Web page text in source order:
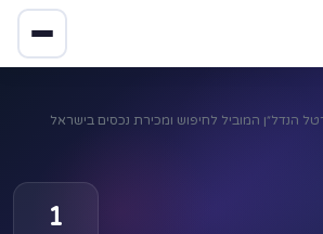
הנדל״ן המוביל לחיפוש ומכירת נכסים בישראל
1